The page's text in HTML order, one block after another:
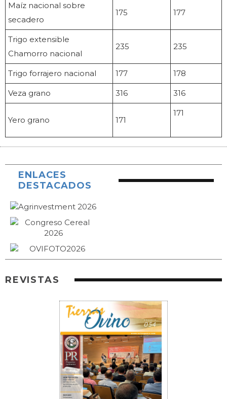
Maíz nacional sobre
secadero
175 177
Trigo extensible
Chamorro nacional
235 235
Trigo forrajero nacional 177 178
Veza grano 316 316
Yero grano 171
171
ENLACES
DESTACADOS
REVISTAS